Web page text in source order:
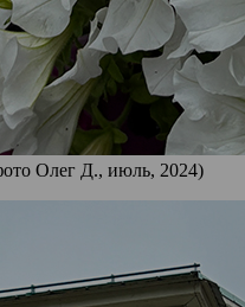
Олег Д., июль, 2024)